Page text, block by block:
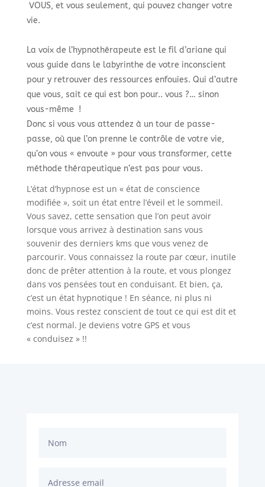
VOUS, et vous seulement, qui pouvez changer votre
vie.
La voix de l’hypnothérapeute est le fil d’ariane qui
vous guide dans le labyrinthe de votre inconscient
pour y retrouver des ressources enfouies. Qui d’autre
que vous, sait ce qui est bon pour.. vous ?… sinon
vous-même !
Donc si vous vous attendez à un tour de passe-
passe, où que l’on prenne le contrôle de votre vie,
qu’on vous « envoute » pour vous transformer, cette
méthode thérapeutique n’est pas pour vous.
L’état d’hypnose est un « état de conscience
modifiée », soit un état entre l’éveil et le sommeil.
Vous savez, cette sensation que l’on peut avoir
lorsque vous arrivez à destination sans vous
souvenir des derniers kms que vous venez de
parcourir. Vous connaissez la route par cœur, inutile
donc de prêter attention à la route, et vous plongez
dans vos pensées tout en conduisant. Et bien, ça,
c’est un état hypnotique ! En séance, ni plus ni
moins. Vous restez conscient de tout ce qui est dit et
c’est normal. Je deviens votre GPS et vous
« conduisez » !!